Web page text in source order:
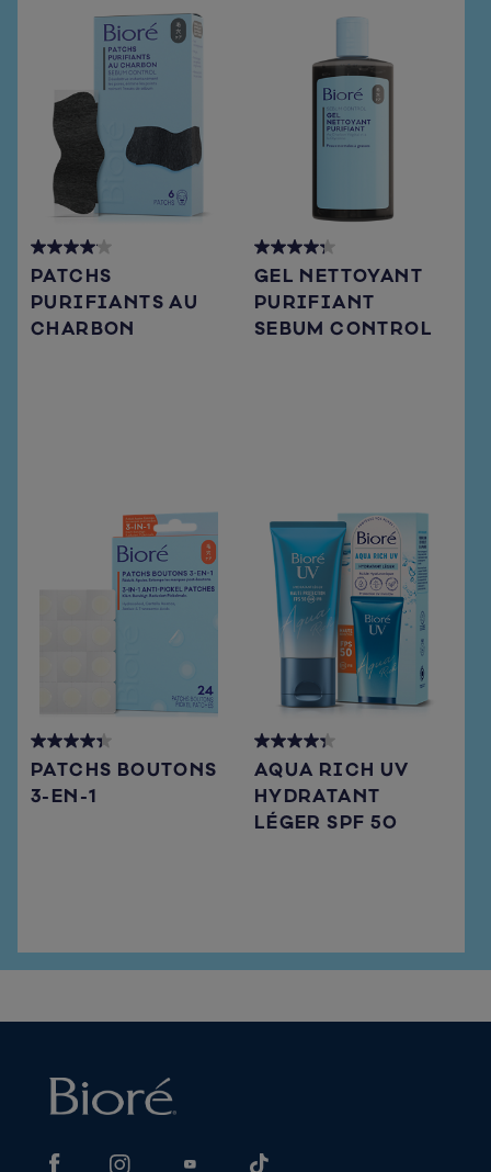
PATCHS
PURIFIANTS AU
CHARBON
4.1
out
of
5
GEL NETTOYANT
PURIFIANT
SEBUM CONTROL
4.3
out
of
5
PATCHS BOUTONS
3-EN-1
4.3
out
of
AQUA RICH UV
HYDRATANT
LÉGER SPF 50
4.3
out
of
5